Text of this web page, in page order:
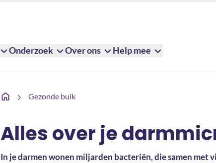
Onderzoek Over ons Help mee
Gezonde buik
Darmmicrobioom
Alles over je
In je darmen wonen miljarden bacteriën, die samen met